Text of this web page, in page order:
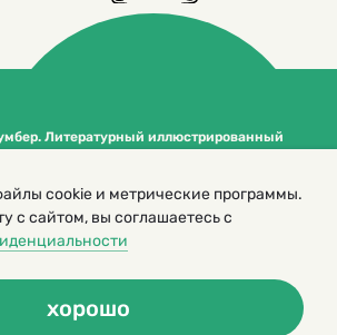
Литературный иллюстрированный
cookie и метрические программы.
с сайтом, вы соглашаетесь с
хорошо